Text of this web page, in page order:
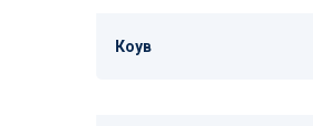
Коув